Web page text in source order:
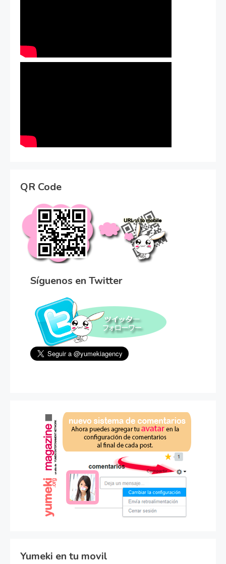
QR Code
Síguenos en Twitter
Yumeki en tu movil